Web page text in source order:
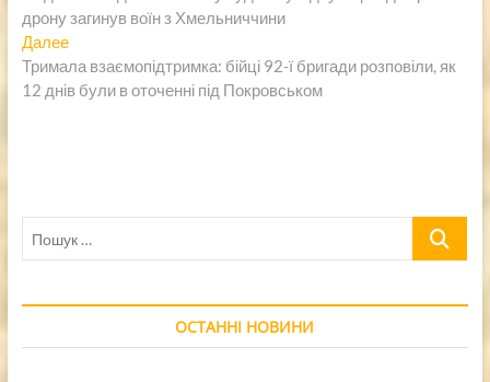
по
записям
дрону загинув воїн з Хмельниччини
ДалееСледующая
запись:
Тримала взаємопідтримка: бійці 92-ї бригади розповіли, як
12 днів були в оточенні під Покровськом
Пошук
ОСТАННІ НОВИНИ